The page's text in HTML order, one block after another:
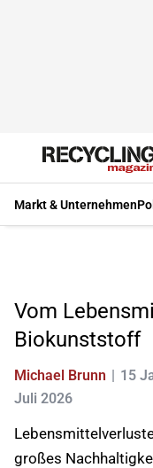
Markt & Unternehmen
Vom
Biokunststoff
Michael Brunn 15
Juli 2026
großes